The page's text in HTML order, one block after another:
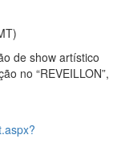
de show artístico
no “REVEILLON”,